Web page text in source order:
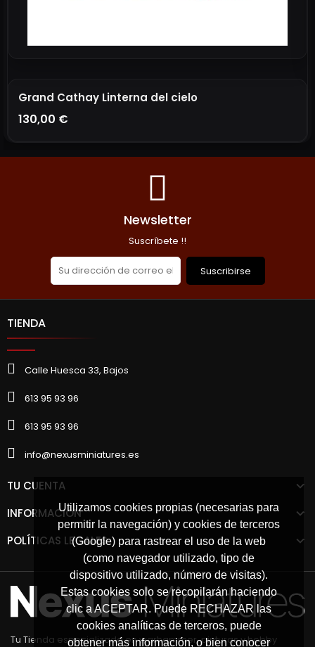
Utilizamos cookies propias (necesarias para
permitir la navegación) y cookies de terceros
(Google) para rastrear el uso de la web
(como navegador utilizado, tipo de
dispositivo utilizado, número de visitas).
Estas cookies solo se recopilarán haciendo
clic a ACEPTAR. Puede RECHAZAR las
cookies analíticas de terceros, puede
obtener más información, o bien conocer
Grand Cathay Linterna del cielo
130,00 €
Newsletter
Suscríbete !!
Suscribirse
TIENDA
Calle Huesca 33, Bajos
613 95 93 96
613 95 93 96
info@nexusminiatures.es
TU CUENTA
INFORMACIÓN
POLÍTICAS LEGALES
Tu Tienda especializada en warhammer, pinturas y hobby